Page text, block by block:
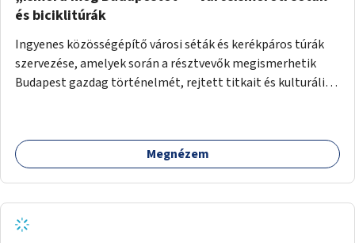
és biciklitúrák
Ingyenes közösségépítő városi séták és kerékpáros túrák
szervezése, amelyek során a résztvevők megismerhetik
Budapest gazdag történelmét, rejtett titkait és kulturális
nyújthat.
Megnézem